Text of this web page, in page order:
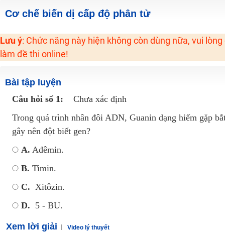
Học online lớp 2 với thầy cô giáo giỏi, nổi tiếng
Hot! Lễ hội đồng giá 449K - 499K toàn bộ khoá học tại Tuyensinh247
Khuyến Mãi Khoá Học 1K Chỉ Từ 11-13/09/2024
Khai giảng các khóa lớp 9 Toán - Lý - Hóa - Văn - Anh năm 2018
Khai giảng khóa Ngữ văn 7 - xây nền vững chắc cho tương lai!
Luyện thi vào lớp 10 môn Toán, Văn, Hóa, Anh, Lý với giáo viên giỏi và nổi
Cơ chế biến dị cấp độ phân tử
Lưu ý: Chức năng này hiện không còn dùng nữa, vui
làm đề thi online!
Bài tập luyện
Câu hỏi số 1:
Chưa xác định
Trong quá trình nhân đôi ADN, Guanin dạng hiếm gặp
gây nên đột biết gen?
A. Ađêmin.
B. Timin.
C. Xitôzin.
D. 5 - BU.
Xem lời giải Video lý thuyết